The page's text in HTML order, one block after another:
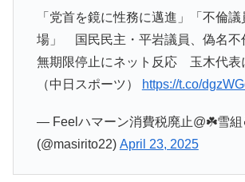
「党首を鏡に性務に邁進」「不倫議
場」 国民民主・平岩議員、偽名不
無期限停止にネット反応 玉木代表
（中日スポーツ）
https://t.co/
— Feelハマーン消費税廃止@☘️雪組
(@masirito22) April 23, 2025